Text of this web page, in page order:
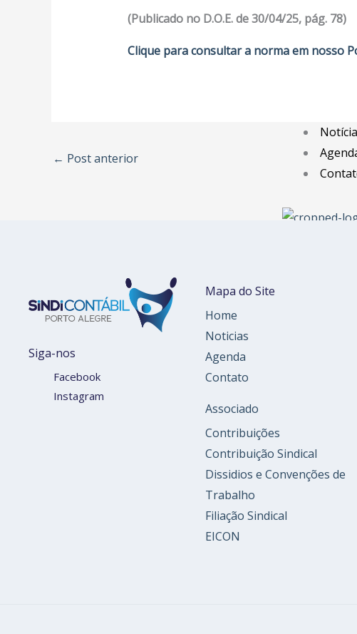
(Publicado no D.O.E. de 30/04/25, pág. 78)
Clique para consultar a norma em nosso
← Post anterior
Siga-nos
Facebook
Instagram
Mapa do Site
Home
Noticias
Agenda
Contato
Associado
Contribuições
Contribuição Sindical
Dissidios e Convenções de
Trabalho
Filiação Sindical
EICON